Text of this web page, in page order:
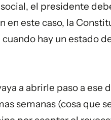
el presidente
en este caso, la
hay un estado
a abrirle paso a ese
semanas (cosa que